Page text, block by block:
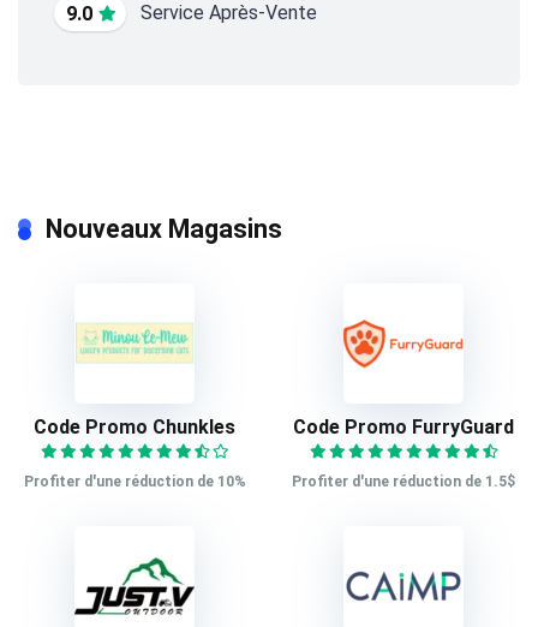
9.0 Service Après-Vente
Nouveaux Magasins
Code Promo Chunkles
Profiter d'une réduction de 10%
Code Promo FurryGuard
Profiter d'une réduction de 1.5$